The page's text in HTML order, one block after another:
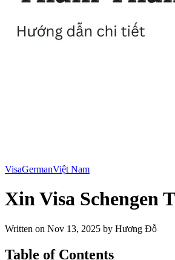
VisaGermanViệt Nam
Xin Visa Schengen
Written on Nov 13, 2025 by Hương Đỗ
Table of Contents